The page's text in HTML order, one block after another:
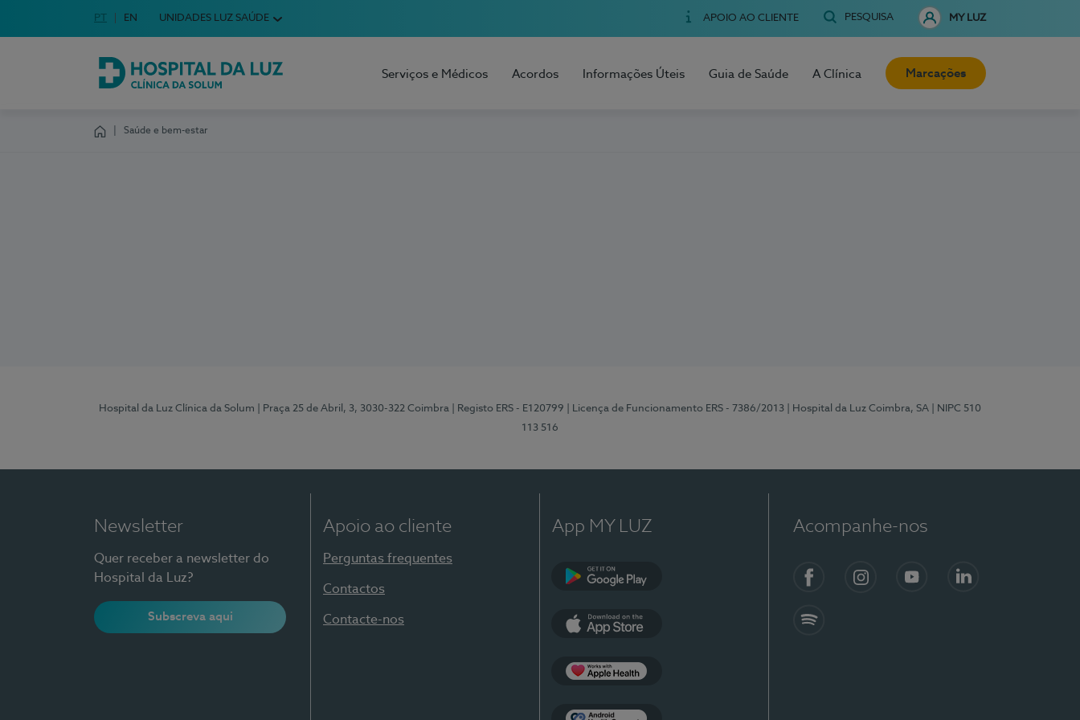
Escolha o seu idioma
Idioma em Português
PT English Language
EN UNIDADES LUZ SAÚDE APOIO AO CLIENTE PESQUISA MY LUZ
Hospital da Luz Clínica da Solum
Serviços e Médicos Acordos Informações Úteis Guia de Saúde A Clínica Marcações
Saúde e bem-estar
Hospital da Luz Clínica da Solum | Praça 25 de Abril, 3, 3030-322 Coimbra | Registo ERS - E120799 | Licença de Funcionamento ERS - 7386/2013 | Hospital da Luz Coimbra, SA
| NIPC 510
113 516
Newsletter
Quer receber a newsletter do
Hospital da Luz?
Subscreva aqui
Apoio ao cliente
Perguntas frequentes
Contactos
Contacte-nos
App MY LUZ Acompanhe-nos